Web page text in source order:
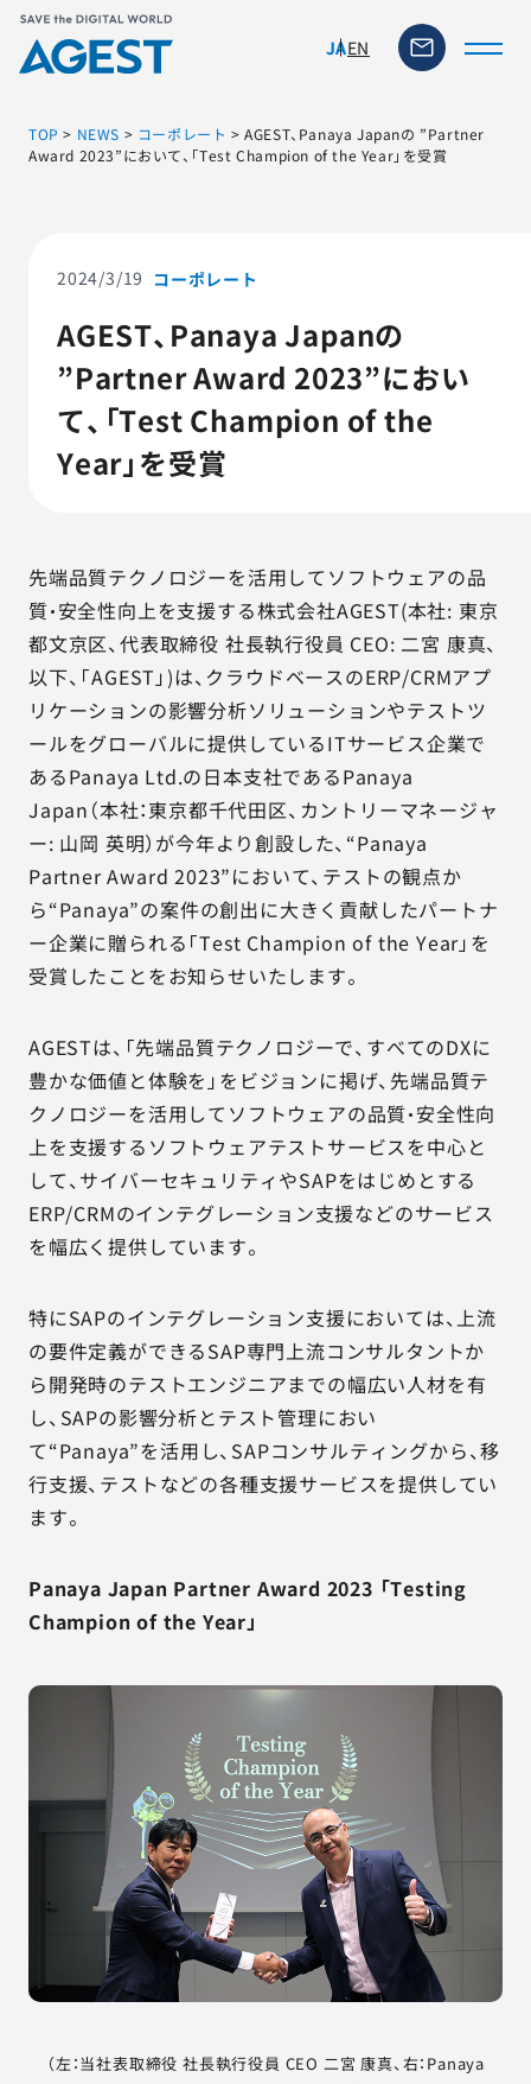
JAEN
ソリューション・サービス
脆弱性リスク管理ツール
TFACT (AIテストツール)
ニュース
セミナー・イベント
事例紹介
品質コラム
会社情報
サービスお問い合わせ専用番号
03-6865-4864
※その他のご連絡は03-5333-1246
TOP > NEWS > コーポレート >AGEST、Panaya Japanの ”Partner
Award 2023”において、「Test Champion of the Year」を受賞
2024/3/19 コーポレート
AGEST、Panaya Japanの
”Partner Award 2023”におい
て、「Test Champion of the
Year」を受賞
先端品質テクノロジーを活用してソフトウェアの品
質・安全性向上を支援する株式会社AGEST(本社: 東京
都文京区、代表取締役 社長執行役員 CEO: 二宮 康真、
以下、「AGEST」)は、クラウドベースのERP/CRMアプ
リケーションの影響分析ソリューションやテストツ
ールをグローバルに提供しているITサービス企業で
あるPanaya Ltd.の日本支社であるPanaya
Japan（本社：東京都千代田区、カントリーマネージャ
ー: 山岡 英明）が今年より創設した、“Panaya
Partner Award 2023”において、テストの観点か
ら“Panaya”の案件の創出に大きく貢献したパートナ
ー企業に贈られる「Test Champion of the Year」を
受賞したことをお知らせいたします。
AGESTは、「先端品質テクノロジーで、すべてのDXに
豊かな価値と体験を」をビジョンに掲げ、先端品質テ
クノロジーを活用してソフトウェアの品質・安全性向
上を支援するソフトウェアテストサービスを中心と
して、サイバーセキュリティやSAPをはじめとする
ERP/CRMのインテグレーション支援などのサービス
を幅広く提供しています。
特にSAPのインテグレーション支援においては、上流
の要件定義ができるSAP専門上流コンサルタントか
ら開発時のテストエンジニアまでの幅広い人材を有
し、SAPの影響分析とテスト管理におい
て“Panaya”を活用し、SAPコンサルティングから、移
行支援、テストなどの各種支援サービスを提供してい
ます。
Panaya Japan Partner Award 2023 「Testing
Champion of the Year」
（左：当社表取締役 社長執行役員 CEO 二宮 康真、右：Panaya